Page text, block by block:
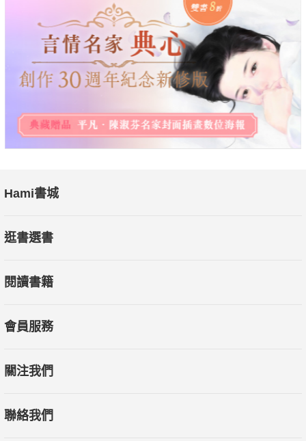
Hami書城
逛書選書
閱讀書籍
會員服務
關注我們
聯絡我們